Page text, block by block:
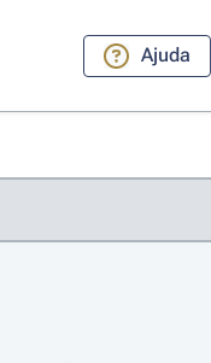
Ajuda